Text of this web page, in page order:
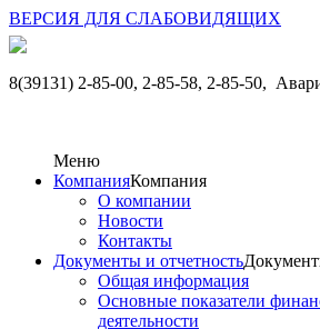
ВЕРСИЯ ДЛЯ СЛАБОВИДЯЩИХ
8(39131) 2-85-00, 2-85-58, 2-85-50,
Меню
КомпанияКомпания
О компании
Новости
Контакты
Документы и отчетность
Общая информация
Основные показатели
деятельности